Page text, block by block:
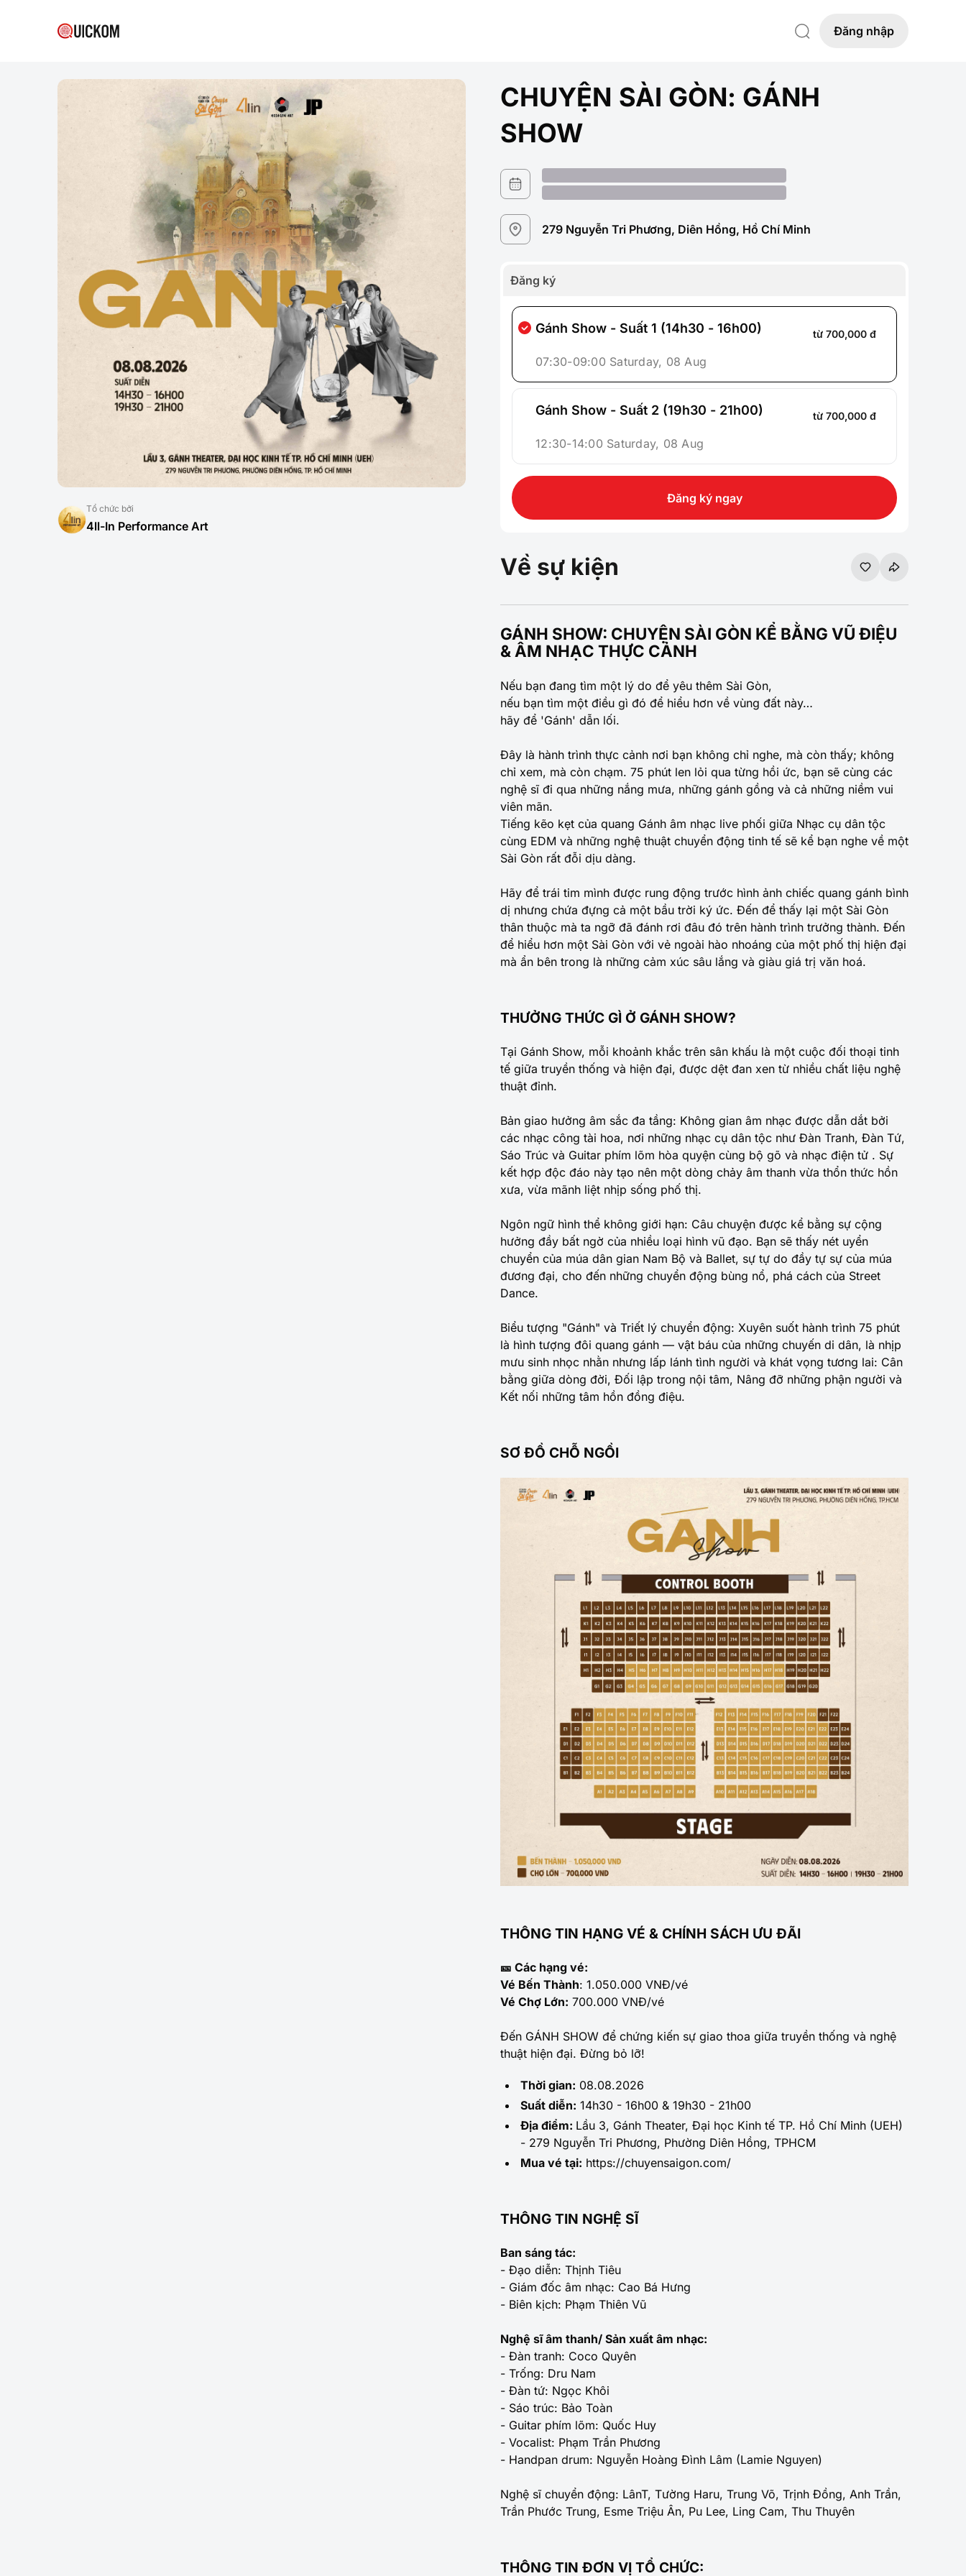
Đăng nhập
Tổ chức bởi
4ll-In Performance Art
CHUYỆN SÀI GÒN: GÁNH
SHOW
279 Nguyễn Tri Phương, Diên Hồng, Hồ Chí Minh
Đăng ký
Gánh Show - Suất 1 (14h30 - 16h00) từ 700,000 đ
07:30-09:00 Saturday, 08 Aug
Gánh Show - Suất 2 (19h30 - 21h00) từ 700,000 đ
12:30-14:00 Saturday, 08 Aug
Đăng ký ngay
Về sự kiện
GÁNH SHOW: CHUYỆN SÀI GÒN KỂ BẰNG VŨ ĐIỆU
& ÂM NHẠC THỰC CẢNH
Nếu bạn đang tìm một lý do để yêu thêm Sài Gòn,
nếu bạn tìm một điều gì đó để hiểu hơn về vùng đất này…
hãy để 'Gánh' dẫn lối.
Đây là hành trình thực cảnh nơi bạn không chỉ nghe, mà còn thấy; không
chỉ xem, mà còn chạm. 75 phút len lỏi qua từng hồi ức, bạn sẽ cùng các
nghệ sĩ đi qua những nắng mưa, những gánh gồng và cả những niềm vui
viên mãn.
Tiếng kẽo kẹt của quang Gánh âm nhạc live phối giữa Nhạc cụ dân tộc
cùng EDM và những nghệ thuật chuyển động tinh tế sẽ kể bạn nghe về một
Sài Gòn rất đỗi dịu dàng.
Hãy để trái tim mình được rung động trước hình ảnh chiếc quang gánh bình
dị nhưng chứa đựng cả một bầu trời ký ức. Đến để thấy lại một Sài Gòn
thân thuộc mà ta ngỡ đã đánh rơi đâu đó trên hành trình trưởng thành. Đến
để hiểu hơn một Sài Gòn với vẻ ngoài hào nhoáng của một phố thị hiện đại
mà ẩn bên trong là những cảm xúc sâu lắng và giàu giá trị văn hoá.
THƯỞNG THỨC GÌ Ở GÁNH SHOW?
Tại Gánh Show, mỗi khoảnh khắc trên sân khấu là một cuộc đối thoại tinh
tế giữa truyền thống và hiện đại, được dệt đan xen từ nhiều chất liệu nghệ
thuật đỉnh.
Bản giao hưởng âm sắc đa tầng: Không gian âm nhạc được dẫn dắt bởi
các nhạc công tài hoa, nơi những nhạc cụ dân tộc như Đàn Tranh, Đàn Tứ,
Sáo Trúc và Guitar phím lõm hòa quyện cùng bộ gõ và nhạc điện tử . Sự
kết hợp độc đáo này tạo nên một dòng chảy âm thanh vừa thổn thức hồn
xưa, vừa mãnh liệt nhịp sống phố thị.
Ngôn ngữ hình thể không giới hạn: Câu chuyện được kể bằng sự cộng
hưởng đầy bất ngờ của nhiều loại hình vũ đạo. Bạn sẽ thấy nét uyển
chuyển của múa dân gian Nam Bộ và Ballet, sự tự do đầy tự sự của múa
đương đại, cho đến những chuyển động bùng nổ, phá cách của Street
Dance.
Biểu tượng "Gánh" và Triết lý chuyển động: Xuyên suốt hành trình 75 phút
là hình tượng đôi quang gánh — vật báu của những chuyến di dân, là nhịp
mưu sinh nhọc nhằn nhưng lấp lánh tình người và khát vọng tương lai: Cân
bằng giữa dòng đời, Đối lập trong nội tâm, Nâng đỡ những phận người và
Kết nối những tâm hồn đồng điệu.
SƠ ĐỒ CHỖ NGỒI
THÔNG TIN HẠNG VÉ & CHÍNH SÁCH ƯU ĐÃI
🎫 Các hạng vé:
Vé Bến Thành: 1.050.000 VNĐ/vé
Vé Chợ Lớn: 700.000 VNĐ/vé
Đến GÁNH SHOW để chứng kiến sự giao thoa giữa truyền thống và nghệ
thuật hiện đại. Đừng bỏ lỡ!
Thời gian: 08.08.2026
Suất diễn: 14h30 - 16h00 & 19h30 - 21h00
Địa điểm: Lầu 3, Gánh Theater, Đại học Kinh tế TP. Hồ Chí Minh (UEH)
- 279 Nguyễn Tri Phương, Phường Diên Hồng, TPHCM
Mua vé tại: https://chuyensaigon.com/
THÔNG TIN NGHỆ SĨ
Ban sáng tác:
- Đạo diễn: Thịnh Tiêu
- Giám đốc âm nhạc: Cao Bá Hưng
- Biên kịch: Phạm Thiên Vũ
Nghệ sĩ âm thanh/ Sản xuất âm nhạc:
- Đàn tranh: Coco Quyên
- Trống: Dru Nam
- Đàn tứ: Ngọc Khôi
- Sáo trúc: Bảo Toàn
- Guitar phím lõm: Quốc Huy
- Vocalist: Phạm Trần Phương
- Handpan drum: Nguyễn Hoàng Đình Lâm (Lamie Nguyen)
Nghệ sĩ chuyển động: LânT, Tường Haru, Trung Võ, Trịnh Đồng, Anh Trần,
Trần Phước Trung, Esme Triệu Ân, Pu Lee, Ling Cam, Thu Thuyên
THÔNG TIN ĐƠN VỊ TỔ CHỨC: